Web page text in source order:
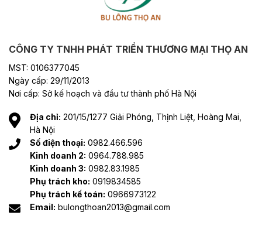
CÔNG TY TNHH PHÁT TRIỂN THƯƠNG MẠI THỌ AN
MST: 0106377045
Ngày cấp: 29/11/2013
Nơi cấp: Sở kế hoạch và đầu tư thành phố Hà Nội
Địa chỉ: 201/15/1277 Giải Phóng, Thịnh Liệt, Hoàng Mai,
Hà Nội
Số điện thoại: 0982.466.596
Kinh doanh 2: 0964.788.985
Kinh doanh 3: 0982.83.1985
Phụ trách kho: 0919834585
Phụ trách kế toán: 0966973122
Email: bulongthoan2013@gmail.com